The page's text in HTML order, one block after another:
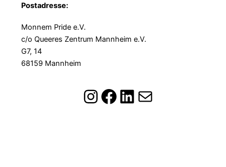
Postadresse:
Monnem Pride e.V.
c/o Queeres Zentrum Mannheim e.V.
G7, 14
68159 Mannheim
Instagram Facebook LinkedIn Mail